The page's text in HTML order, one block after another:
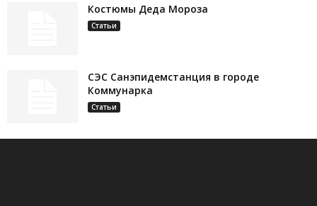
Костюмы Деда Мороза
Статьи
СЭС Санэпидемстанция в городе
Коммунарка
Статьи